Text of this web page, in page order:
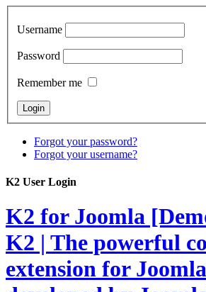
Username
Password
Remember me
Forgot your password?
Forgot your username?
K2 User Login
K2 for Joomla
K2 | The powerful
extension for